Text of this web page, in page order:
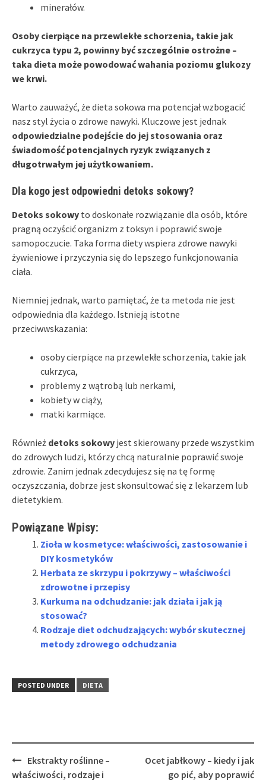
minerałów.
Osoby cierpiące na przewlekłe schorzenia, takie jak
cukrzyca typu 2, powinny być szczególnie ostrożne –
taka dieta może powodować wahania poziomu glukozy
we krwi.
Warto zauważyć, że dieta sokowa ma potencjał wzbogacić
nasz styl życia o zdrowe nawyki. Kluczowe jest jednak
odpowiedzialne podejście do jej stosowania oraz
świadomość potencjalnych ryzyk związanych z
długotrwałym jej użytkowaniem.
Dla kogo jest odpowiedni detoks sokowy?
Detoks sokowy to doskonałe rozwiązanie dla osób, które
pragną oczyścić organizm z toksyn i poprawić swoje
samopoczucie. Taka forma diety wspiera zdrowe nawyki
żywieniowe i przyczynia się do lepszego funkcjonowania
ciała.
Niemniej jednak, warto pamiętać, że ta metoda nie jest
odpowiednia dla każdego. Istnieją istotne
przeciwwskazania:
osoby cierpiące na przewlekłe schorzenia, takie jak
cukrzyca,
problemy z wątrobą lub nerkami,
kobiety w ciąży,
matki karmiące.
Również detoks sokowy jest skierowany przede wszystkim
do zdrowych ludzi, którzy chcą naturalnie poprawić swoje
zdrowie. Zanim jednak zdecydujesz się na tę formę
oczyszczania, dobrze jest skonsultować się z lekarzem lub
dietetykiem.
Powiązane Wpisy:
Zioła w kosmetyce: właściwości, zastosowanie i
DIY kosmetyków
Herbata ze skrzypu i pokrzywy – właściwości
zdrowotne i przepisy
Kurkuma na odchudzanie: jak działa i jak ją
stosować?
Rodzaje diet odchudzających: wybór skutecznej
metody zdrowego odchudzania
POSTED UNDER DIETA
Post
navigation
Ekstrakty roślinne –
właściwości, rodzaje i
Ocet jabłkowy – kiedy i jak
go pić, aby poprawić